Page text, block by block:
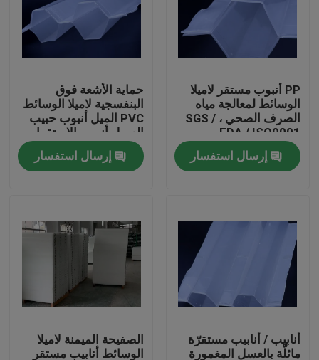
معلومات عنا
جولة في المعمل
مراقبة الجودة
اتصل بنا
اطلب اقتباس
الوسائط المرشحة MBBR
MBBR بيو ميديا
PP أنبوب مستقر لاميلا
الوسائط لمعالجة مياه
الصرف الصحي ، SGS /
FDA / ISO9001
إرسال استفسار
حماية الأشعة فوق
البنفسجية لاميلا الوسائط
PVC الميل أنبوب حبيب
العسل أنبوب الاستقرار
إرسال استفسار
أنابيب / أنابيب مستقرّة
مائلّة بالعسل المغمورة
الصفيحة الميمنة لاميلا
الوسائط أنابيب مستقر